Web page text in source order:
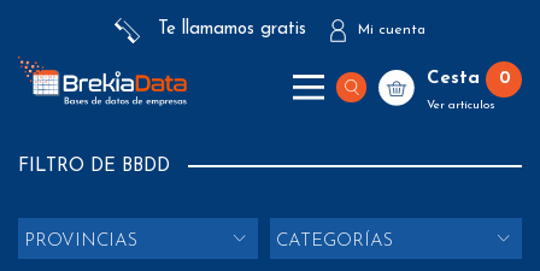
Te llamamos gratis Mi cuenta
Cesta 0
Ver artículos
FILTRO DE BBDD
PROVINCIAS CATEGORÍAS